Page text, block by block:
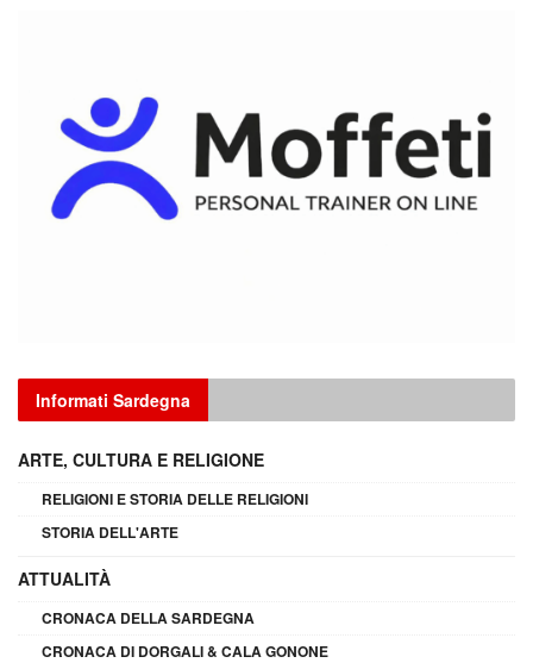
Informati Sardegna
ARTE, CULTURA E RELIGIONE
RELIGIONI E STORIA DELLE RELIGIONI
STORIA DELL'ARTE
ATTUALITÀ
CRONACA DELLA SARDEGNA
CRONACA DI DORGALI & CALA GONONE